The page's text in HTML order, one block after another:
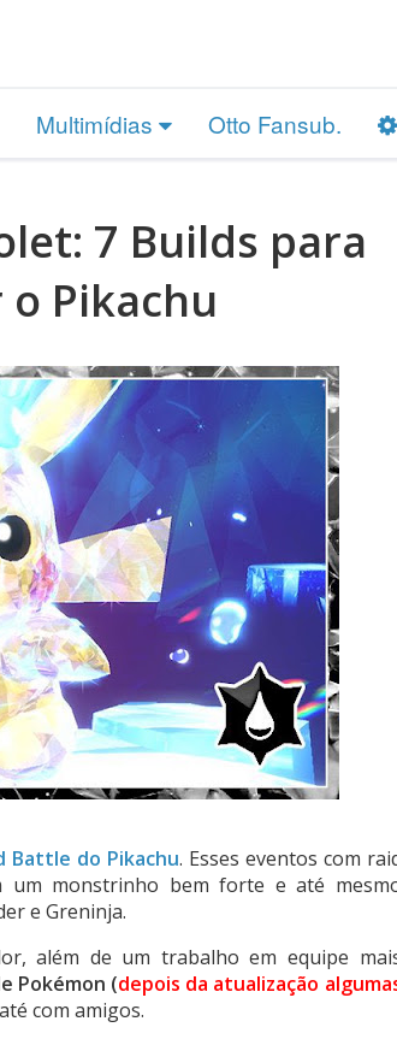
Multimídias Otto Fansub.
7 Builds para
Pikachu
Battle do Pikachu. Esses eventos com
um monstrinho bem forte e até
e Greninja.
além de um trabalho em equipe
Pokémon (depois da atualização
com amigos.